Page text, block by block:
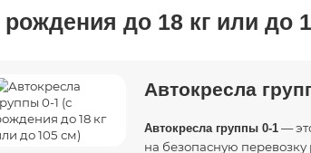
до 18 кг или до
Автокресла
Автокресла группы 0-1 —
на безопасную